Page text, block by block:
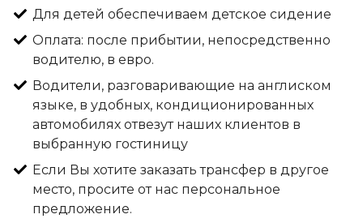
Для детей обеспечиваем детское сидение
Оплата: после прибытии, непосредственно
водителю, в евро.
Водители, разговаривающие на англиском
языке, в удобных, кондиционированных
автомобилях отвезут наших клиентов в
выбранную гостиницу
Если Вы хотите заказать трансфер в другое
место, просите от нас персональное
предложение.